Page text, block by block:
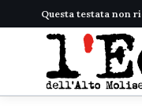
Questa testata non